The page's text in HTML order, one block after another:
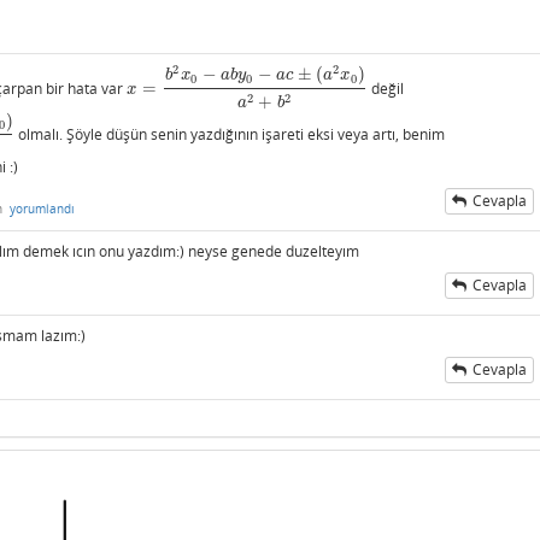
bir hata var x =
b2x0 − aby0 − ac ± (a2x0)
a2 + b2
x= b2 x0−aby0−ac±(a2x0)a2+b2 değil
0 )
olmalı. Şöyle düşün senin yazdığının işareti eksi veya artı, benim
:)
yorumlandı Cevapla
demek ıcın onu yazdım:) neyse genede duzelteyım
Cevapla
lazım:)
Cevapla